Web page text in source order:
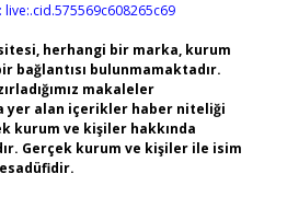
live:.cid.575569c608265c69
herhangi bir marka, kurum
bağlantısı bulunmamaktadır.
makaleler
yer alan içerikler haber niteliği
kurum ve kişiler hakkında
Gerçek kurum ve kişiler ile isim